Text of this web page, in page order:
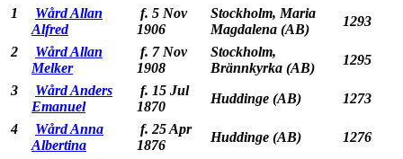
1
Wård Allan
Alfred
f. 5 Nov
1906
Stockholm, Maria
Magdalena (AB)
1293
2
Wård Allan
Melker
f. 7 Nov
1908
Stockholm,
Brännkyrka (AB)
1295
3
Wård Anders
Emanuel
f. 15 Jul
1870
Huddinge (AB)
1273
4
Wård Anna
Albertina
f. 25 Apr
1876
Huddinge (AB)
1276